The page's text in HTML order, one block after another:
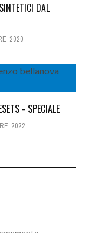
DAL
2020
- SPECIALE
2022